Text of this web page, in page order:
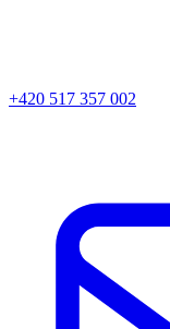
+420 517 357 002